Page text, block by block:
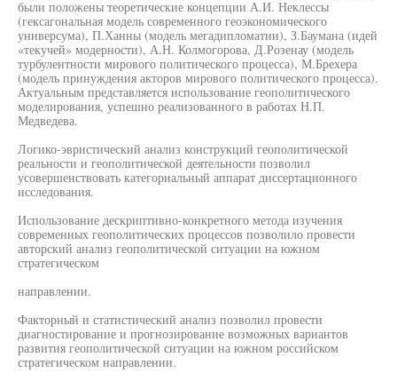
были положены теоретические концепции А.И. Неклессы
(гексагональная модель современного геоэкономического
универсума), П.Ханны (модель мегадипломатии), З.Баумана (идей
«текучей» модерности), А.Н. Колмогорова, Д.Розенау (модель
турбулентности мирового политического процесса), М.Брехера
(модель принуждения акторов мирового политического процесса).
Актуальным представляется использование геополитического
моделирования, успешно реализованного в работах Н.П.
Медведева.
Логико-эвристический анализ конструкций геополитической
реальности и геополитической деятельности позволил
усовершенствовать категориальный аппарат диссертационного
исследования.
Использование дескриптивно-конкретного метода изучения
современных геополитических процессов позволило провести
авторский анализ геополитической ситуации на южном
стратегическом
направлении.
Факторный и статистический анализ позволил провести
диагностирование и прогнозирование возможных вариантов
развития геополитической ситуации на южном российском
стратегическом направлении.